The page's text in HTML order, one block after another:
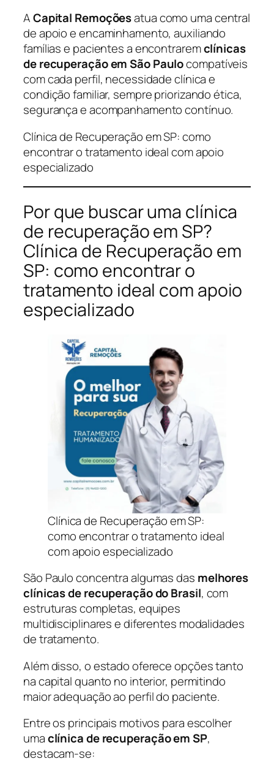
ACapital Remoçõesatua como uma central
de apoio e encaminhamento, auxiliando
famílias e pacientes a encontraremclínicas
de recuperação em São Paulocompatíveis
com cada perfil, necessidade clínica e
condição familiar, sempre priorizando ética,
segurança e acompanhamento contínuo.
Clínica de Recuperação em SP: como
encontrar o tratamento ideal com apoio
especializado
Por que buscar uma clínica
de recuperação em SP?
Clínica de Recuperação em
SP: como encontrar o
tratamento ideal com apoio
especializado
Clínica de Recuperação em SP:
como encontrar o tratamento ideal
com apoio especializado
São Paulo concentra algumas das melhores
clínicas de recuperação do Brasil, com
estruturas completas, equipes
multidisciplinares e diferentes modalidades
de tratamento.
Além disso, o estado oferece opções tanto
na capital quanto no interior, permitindo
maior adequação ao perfil do paciente.
Entre os principais motivos para escolher
umaclínica de recuperação em SP,
destacam-se: